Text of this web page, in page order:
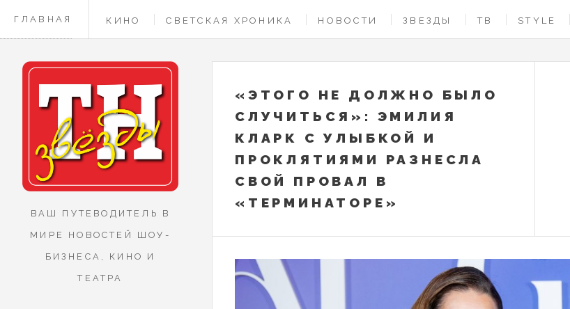
ГЛАВНАЯ КИНО СВЕТСКАЯ ХРОНИКА НОВОСТИ ЗВЕЗДЫ ТВ STYLE
КОНТАКТЫ
«ЭТОГО НЕ ДОЛЖНО БЫЛО
СЛУЧИТЬСЯ»: ЭМИЛИЯ
КЛАРК С УЛЫБКОЙ И
ПРОКЛЯТИЯМИ РАЗНЕСЛА
СВОЙ ПРОВАЛ В
«ТЕРМИНАТОРЕ»
ВАШ ПУТЕВОДИТЕЛЬ В
МИРЕ НОВОСТЕЙ ШОУ-
БИЗНЕСА, КИНО И
ТЕАТРА